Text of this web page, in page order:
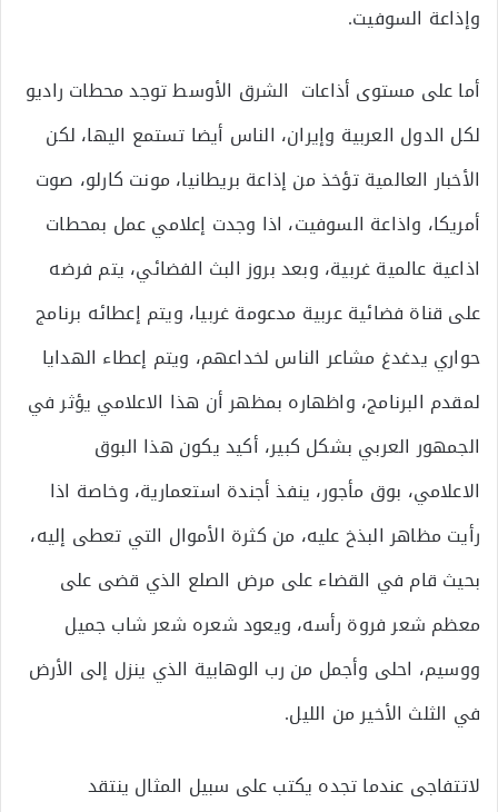
وإذاعة السوفيت.
أما على مستوى أذاعات الشرق الأوسط توجد محطات راديو
لكل الدول العربية وإيران، الناس أيضا تستمع اليها، لكن
الأخبار العالمية تؤخذ من إذاعة بريطانيا، مونت كارلو، صوت
أمريكا، واذاعة السوفيت، اذا وجدت إعلامي عمل بمحطات
اذاعية عالمية غربية، وبعد بروز البث الفضائي، يتم فرضه
على قناة فضائية عربية مدعومة غربيا، ويتم إعطائه برنامج
حواري يدغدغ مشاعر الناس لخداعهم، ويتم إعطاء الهدايا
لمقدم البرنامج، واظهاره بمظهر أن هذا الاعلامي يؤثر في
الجمهور العربي بشكل كبير، أكيد يكون هذا البوق
الاعلامي، بوق مأجور، ينفذ أجندة استعمارية، وخاصة اذا
رأيت مظاهر البذخ عليه، من كثرة الأموال التي تعطى إليه،
بحيث قام في القضاء على مرض الصلع الذي قضى على
معظم شعر فروة رأسه، ويعود شعره شعر شاب جميل
ووسيم، احلى وأجمل من رب الوهابية الذي ينزل إلى الأرض
في الثلث الأخير من الليل.
لاتتفاجى عندما تجده يكتب على سبيل المثال ينتقد